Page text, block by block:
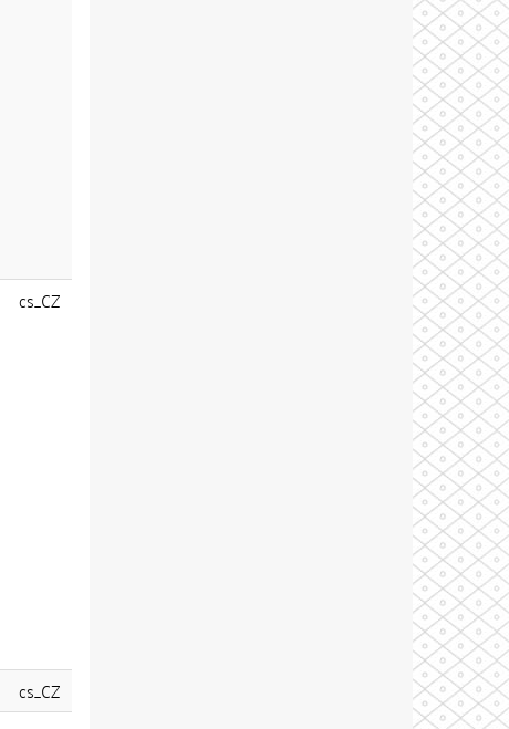
cs_CZ
cs_CZ